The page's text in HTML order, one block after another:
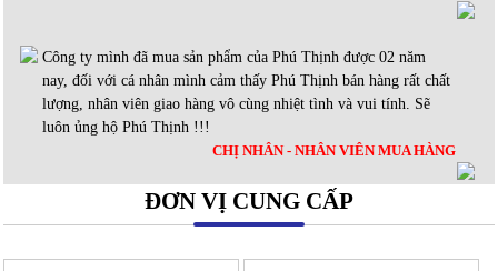
Công ty mình đã mua sản phẩm của Phú Thịnh được 02 năm
nay, đối với cá nhân mình cảm thấy Phú Thịnh bán hàng rất chất
lượng, nhân viên giao hàng vô cùng nhiệt tình và vui tính. Sẽ
luôn ủng hộ Phú Thịnh !!!
CHỊ NHÂN - NHÂN VIÊN MUA HÀNG
ĐƠN VỊ CUNG CẤP